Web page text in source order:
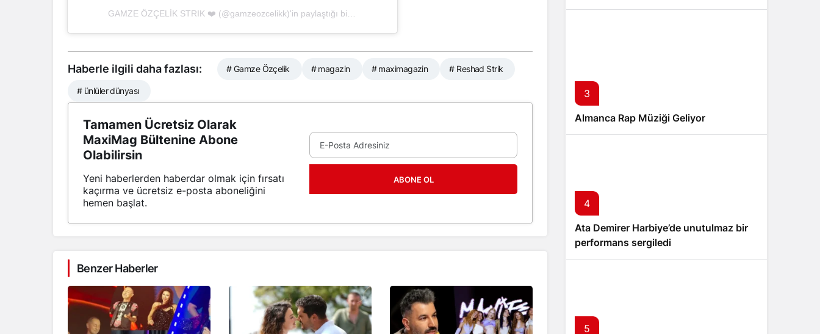
Haberle ilgili daha fazlası: # Gamze Özçelik # magazin # maximagazin # Reshad Strik
# ünlüler dünyası
Tamamen Ücretsiz Olarak
MaxiMag Bültenine Abone
Olabilirsin
Yeni haberlerden haberdar olmak için fırsatı
kaçırma ve ücretsiz e-posta aboneliğini
hemen başlat.
ABONE OL
Benzer Haberler
3
Almanca Rap Müziği Geliyor
4
Ata Demirer Harbiye’de unutulmaz bir
performans sergiledi
5